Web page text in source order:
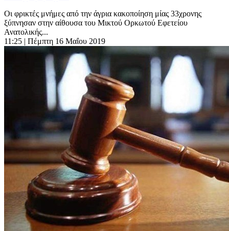
Οι φρικτές μνήμες από την άγρια κακοποίηση μίας 33χρονης
ξύπνησαν στην αίθουσα του Μικτού Ορκωτού Εφετείου
Ανατολικής...
11:25 | Πέμπτη 16 Μαΐου 2019